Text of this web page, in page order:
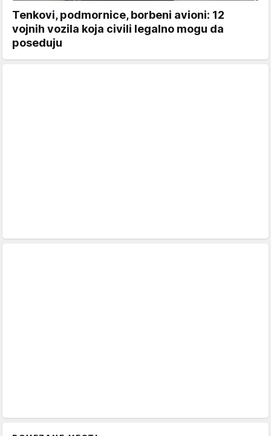
Tenkovi, podmornice, borbeni avioni: 12
vojnih vozila koja civili legalno mogu da
poseduju